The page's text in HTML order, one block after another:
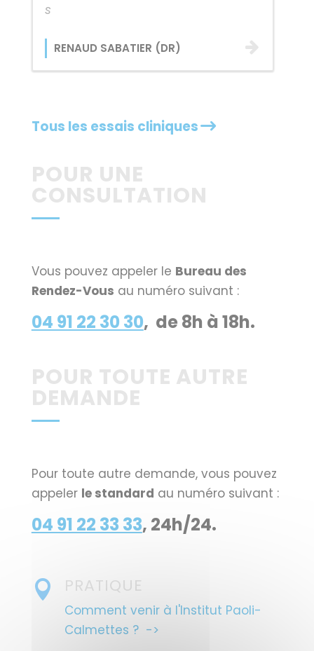
s
RENAUD SABATIER (DR)
Tous les essais cliniques
POUR UNE
CONSULTATION
Vous pouvez appeler le Bureau des
Rendez-Vous au numéro suivant :
04 91 22 30 30, de 8h à 18h.
POUR TOUTE AUTRE
DEMANDE
Pour toute autre demande, vous pouvez
appeler le standard au numéro suivant :
04 91 22 33 33, 24h/24.
 PRATIQUE
Comment venir à l'Institut Paoli-
Calmettes ? ->